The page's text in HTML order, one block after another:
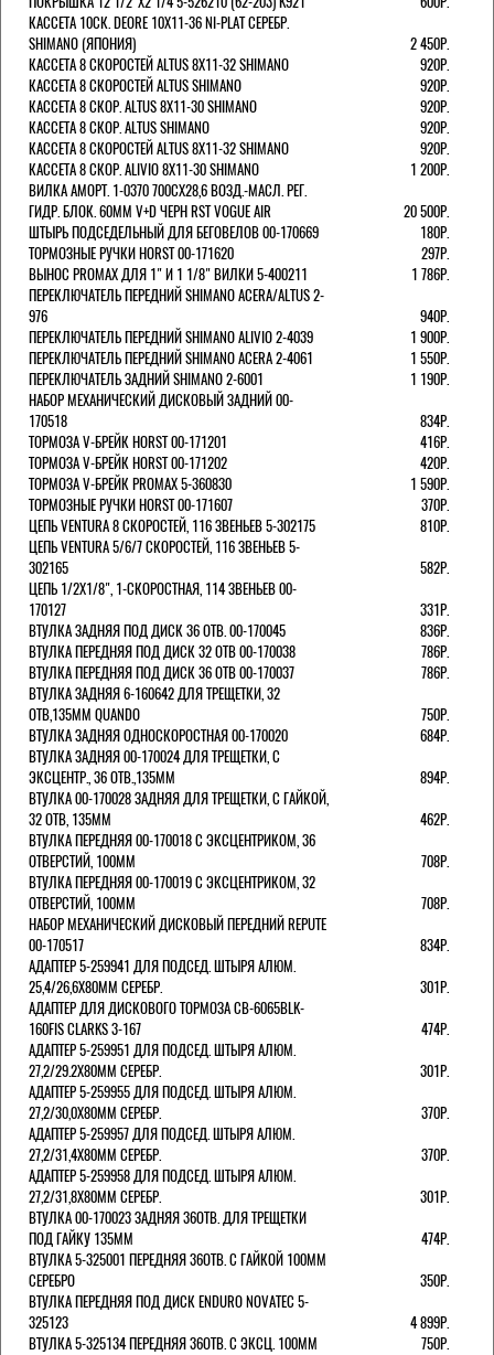
КАССЕТА 10СК. DEORE 10Х11-36 NI-PLAT СЕРЕБР.
SHIMANO (ЯПОНИЯ)
2 450Р.
КАССЕТА 8 СКОРОСТЕЙ ALTUS 8Х11-32 SHIMANO
920Р.
КАССЕТА 8 СКОРОСТЕЙ ALTUS SHIMANO
920Р.
КАССЕТА 8 СКОР. ALTUS 8Х11-30 SHIMANO
920Р.
КАССЕТА 8 СКОР. ALTUS SHIMANO
920Р.
КАССЕТА 8 СКОРОСТЕЙ ALTUS 8Х11-32 SHIMANO
920Р.
КАССЕТА 8 СКОР. ALIVIO 8Х11-30 SHIMANO
1 200Р.
ВИЛКА АМОРТ. 1-0370 700СХ28,6 ВОЗД.-МАСЛ. РЕГ.
ГИДР. БЛОК. 60ММ V+D ЧЕРН RST VOGUE AIR
20 500Р.
ШТЫРЬ ПОДСЕДЕЛЬНЫЙ ДЛЯ БЕГОВЕЛОВ 00-170669
180Р.
ТОРМОЗНЫЕ РУЧКИ HORST 00-171620
297Р.
ВЫНОС PROMAX ДЛЯ 1" И 1 1/8" ВИЛКИ 5-400211
1 786Р.
ПЕРЕКЛЮЧАТЕЛЬ ПЕРЕДНИЙ SHIMANO ACERA/ALTUS 2-
976
940Р.
ПЕРЕКЛЮЧАТЕЛЬ ПЕРЕДНИЙ SHIMANO ALIVIO 2-4039
1 900Р.
ПЕРЕКЛЮЧАТЕЛЬ ПЕРЕДНИЙ SHIMANO ACERA 2-4061
1 550Р.
ПЕРЕКЛЮЧАТЕЛЬ ЗАДНИЙ SHIMANO 2-6001
1 190Р.
НАБОР МЕХАНИЧЕСКИЙ ДИСКОВЫЙ ЗАДНИЙ 00-
170518
834Р.
ТОРМОЗА V-БРЕЙК HORST 00-171201
416Р.
ТОРМОЗА V-БРЕЙК HORST 00-171202
420Р.
ТОРМОЗА V-БРЕЙК PROMAX 5-360830
1 590Р.
ТОРМОЗНЫЕ РУЧКИ HORST 00-171607
370Р.
ЦЕПЬ VENTURA 8 СКОРОСТЕЙ, 116 ЗВЕНЬЕВ 5-302175
810Р.
ЦЕПЬ VENTURA 5/6/7 СКОРОСТЕЙ, 116 ЗВЕНЬЕВ 5-
302165
582Р.
ЦЕПЬ 1/2Х1/8", 1-СКОРОСТНАЯ, 114 ЗВЕНЬЕВ 00-
170127
331Р.
ВТУЛКА ЗАДНЯЯ ПОД ДИСК 36 ОТВ. 00-170045
836Р.
ВТУЛКА ПЕРЕДНЯЯ ПОД ДИСК 32 ОТВ 00-170038
786Р.
ВТУЛКА ПЕРЕДНЯЯ ПОД ДИСК 36 ОТВ 00-170037
786Р.
ВТУЛКА ЗАДНЯЯ 6-160642 ДЛЯ ТРЕЩЕТКИ, 32
ОТВ,135ММ QUANDO
750Р.
ВТУЛКА ЗАДНЯЯ ОДНОСКОРОСТНАЯ 00-170020
684Р.
ВТУЛКА ЗАДНЯЯ 00-170024 ДЛЯ ТРЕЩЕТКИ, С
ЭКСЦЕНТР., 36 ОТВ.,135ММ
894Р.
ВТУЛКА 00-170028 ЗАДНЯЯ ДЛЯ ТРЕЩЕТКИ, С ГАЙКОЙ,
32 ОТВ, 135ММ
462Р.
ВТУЛКА ПЕРЕДНЯЯ 00-170018 С ЭКСЦЕНТРИКОМ, 36
ОТВЕРСТИЙ, 100ММ
708Р.
ВТУЛКА ПЕРЕДНЯЯ 00-170019 С ЭКСЦЕНТРИКОМ, 32
ОТВЕРСТИЙ, 100ММ
708Р.
НАБОР МЕХАНИЧЕСКИЙ ДИСКОВЫЙ ПЕРЕДНИЙ REPUTE
00-170517
834Р.
АДАПТЕР 5-259941 ДЛЯ ПОДСЕД. ШТЫРЯ АЛЮМ.
25,4/26,6Х80ММ СЕРЕБР.
301Р.
АДАПТЕР ДЛЯ ДИСКОВОГО ТОРМОЗА CB-6065BLK-
160FIS CLARKS 3-167
474Р.
АДАПТЕР 5-259951 ДЛЯ ПОДСЕД. ШТЫРЯ АЛЮМ.
27,2/29.2Х80ММ СЕРЕБР.
301Р.
АДАПТЕР 5-259955 ДЛЯ ПОДСЕД. ШТЫРЯ АЛЮМ.
27,2/30,0Х80ММ СЕРЕБР.
370Р.
АДАПТЕР 5-259957 ДЛЯ ПОДСЕД. ШТЫРЯ АЛЮМ.
27,2/31,4Х80ММ СЕРЕБР.
370Р.
АДАПТЕР 5-259958 ДЛЯ ПОДСЕД. ШТЫРЯ АЛЮМ.
27,2/31,8Х80ММ СЕРЕБР.
301Р.
ВТУЛКА 00-170023 ЗАДНЯЯ 36ОТВ. ДЛЯ ТРЕЩЕТКИ
ПОД ГАЙКУ 135ММ
474Р.
ВТУЛКА 5-325001 ПЕРЕДНЯЯ 36ОТВ. С ГАЙКОЙ 100ММ
СЕРЕБРО
350Р.
ВТУЛКА ПЕРЕДНЯЯ ПОД ДИСК ENDURO NOVATEC 5-
325123
4 899Р.
ВТУЛКА 5-325134 ПЕРЕДНЯЯ 36ОТВ. С ЭКСЦ. 100ММ
750Р.